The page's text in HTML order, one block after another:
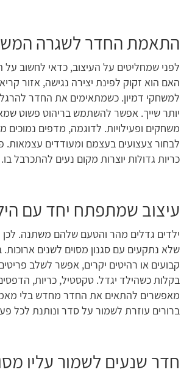
התאמת החדר לשגרה
לפני שמחליטים על העיצוב, כדאי לחשוב על
האם הוא זקוק לפינת יצירה נגישה, אזור
למשחקי דמיון. כשמתאימים את החדר
יותר שייך. אפשר להשתמש בריהוט פשוט
משחקים ופעילויות. לדוגמה, מדפים נמוכים
לבחור צעצועים בעצמם ומעודדים עצמאות.
כריות גדולות יוצרות מקום נעים להתכרבל בו.
עיצוב שמתפתח יחד עם
ילדים גדלים מהר והטעם שלהם משתנה. לכן
שלא נתקעים עם סגנון מסוים לשנים
קבועים או רהיטים יקרים, אפשר לשלב
בקלות כשהילד יגדל. טקסטיל, כריות, הדפסים
מאפשרים להתאים את החדר מחדש בלי
ברורים עוזרת לשמור על סדר ונותנת לכל
חדר שנעים לשמור עליו